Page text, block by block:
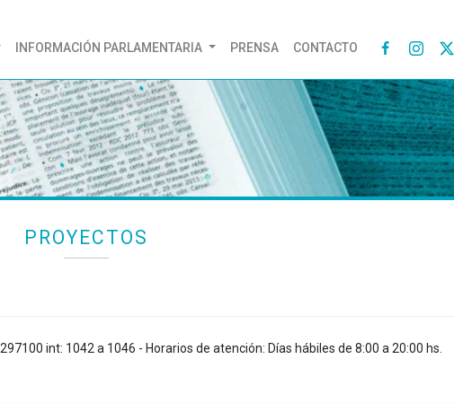
INFORMACIÓN PARLAMENTARIA PRENSA CONTACTO 
PROYECTOS
int: 1042 a 1046 - Horarios de atención: Días hábiles de 8:00 a 20:00 hs.